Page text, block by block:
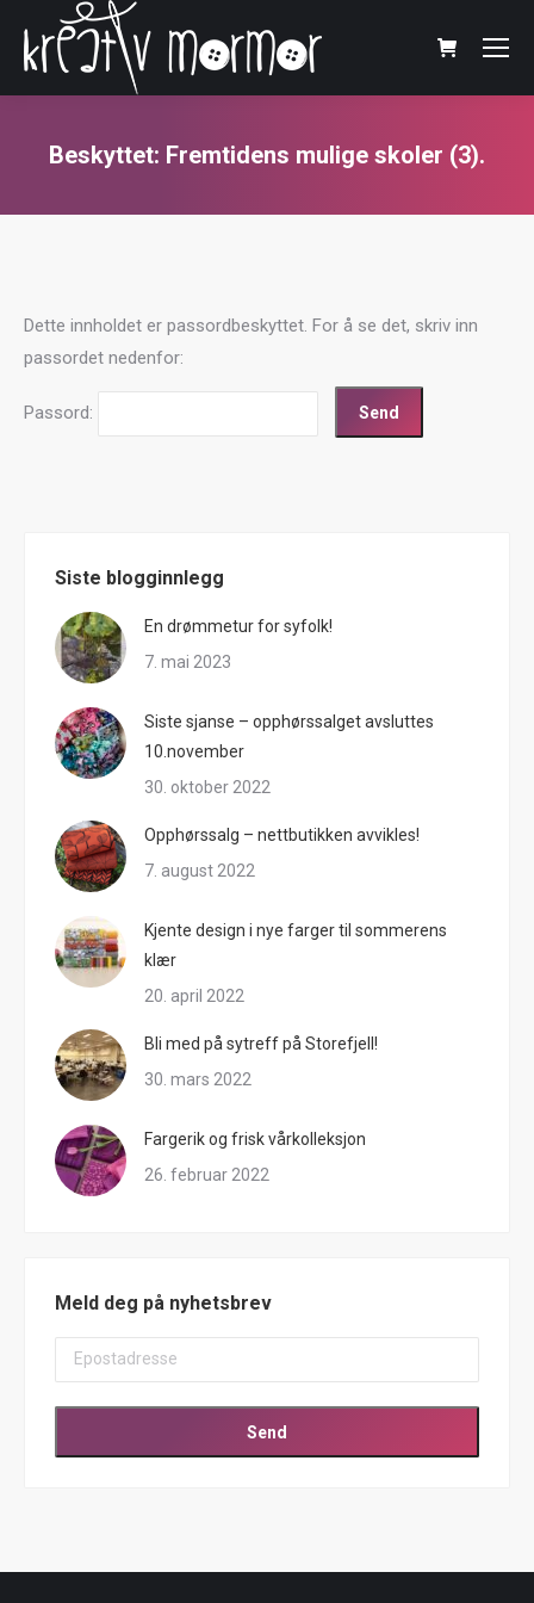
Beskyttet: Fremtidens mulige skoler (3).
Dette innholdet er passordbeskyttet. For å se det, skriv inn
passordet nedenfor:
Passord:
Siste blogginnlegg
En drømmetur for syfolk!
7. mai 2023
Siste sjanse – opphørssalget avsluttes
10.november
30. oktober 2022
Opphørssalg – nettbutikken avvikles!
7. august 2022
Kjente design i nye farger til sommerens
klær
20. april 2022
Bli med på sytreff på Storefjell!
30. mars 2022
Fargerik og frisk vårkolleksjon
26. februar 2022
Meld deg på nyhetsbrev